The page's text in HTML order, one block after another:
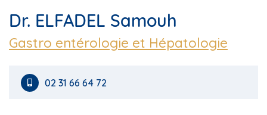
Dr. ELFADEL Samouh
Gastro entérologie et Hépatologie
02 31 66 64 72